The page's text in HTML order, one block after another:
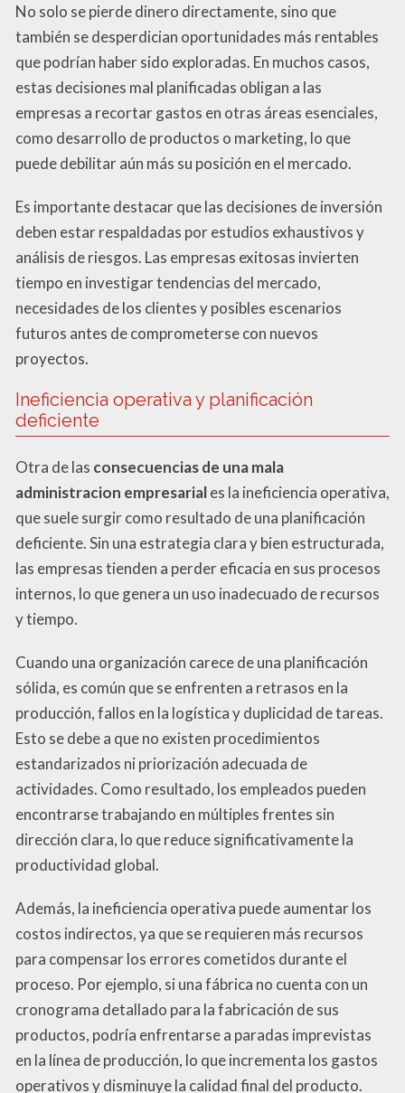
No solo se pierde dinero directamente, sino que
también se desperdician oportunidades más rentables
que podrían haber sido exploradas. En muchos casos,
estas decisiones mal planificadas obligan a las
empresas a recortar gastos en otras áreas esenciales,
como desarrollo de productos o marketing, lo que
puede debilitar aún más su posición en el mercado.
Es importante destacar que las decisiones de inversión
deben estar respaldadas por estudios exhaustivos y
análisis de riesgos. Las empresas exitosas invierten
tiempo en investigar tendencias del mercado,
necesidades de los clientes y posibles escenarios
futuros antes de comprometerse con nuevos
proyectos.
Ineficiencia operativa y planificación
deficiente
Otra de las consecuencias de una mala
administracion empresariales la ineficiencia operativa,
que suele surgir como resultado de una planificación
deficiente. Sin una estrategia clara y bien estructurada,
las empresas tienden a perder eficacia en sus procesos
internos, lo que genera un uso inadecuado de recursos
y tiempo.
Cuando una organización carece de una planificación
sólida, es común que se enfrenten a retrasos en la
producción, fallos en la logística y duplicidad de tareas.
Esto se debe a que no existen procedimientos
estandarizados ni priorización adecuada de
actividades. Como resultado, los empleados pueden
encontrarse trabajando en múltiples frentes sin
dirección clara, lo que reduce significativamente la
productividad global.
Además, la ineficiencia operativa puede aumentar los
costos indirectos, ya que se requieren más recursos
para compensar los errores cometidos durante el
proceso. Por ejemplo, si una fábrica no cuenta con un
cronograma detallado para la fabricación de sus
productos, podría enfrentarse a paradas imprevistas
en la línea de producción, lo que incrementa los gastos
operativos y disminuye la calidad final del producto.